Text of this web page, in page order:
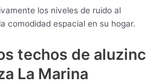
los niveles de ruido al
comodidad espacial en su hogar.
techos de aluzinc
La Marina